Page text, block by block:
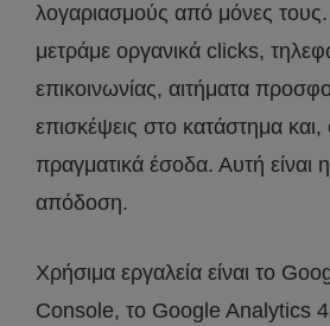
λογαριασμούς από μόνες
μετράμε οργανικά clicks,
επικοινωνίας, αιτήματα
επισκέψεις στο κατάστημα και,
πραγματικά έσοδα. Αυτή είναι
απόδοση.
Χρήσιμα εργαλεία είναι το
Console, το Google Analytics